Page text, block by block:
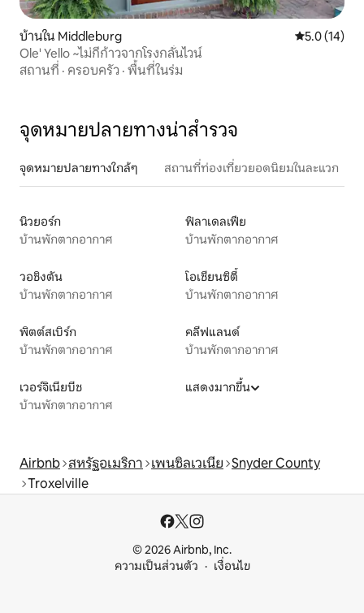
บ้านใน Middleburg คะแนนเฉลี่ย
5.0 (14)
Ole' Yello ~ไม่กี่ก้าวจากโรงกลั่นไวน์
สถานที่ · ครอบครัว · พื้นที่ในร่ม
จุดหมายปลายทางน่าสำรวจ
จุดหมายปลายทางใกล้ๆ สถานที่ท่องเที่ยวยอดนิยมในละแวก
นิวยอร์ก
บ้านพักตากอากาศ
ฟิลาเดลเฟีย
บ้านพักตากอากาศ
วอชิงตัน
บ้านพักตากอากาศ
โอเชียนซิตี้
บ้านพักตากอากาศ
พิตต์สเบิร์ก
บ้านพักตากอากาศ
คลีฟแลนด์
บ้านพักตากอากาศ
เวอร์จิเนียบีช
บ้านพักตากอากาศ
แสดงมากขึ้น
Airbnb สหรัฐอเมริกา เพนซิลเวเนีย Snyder County
Troxelville
© 2026 Airbnb, Inc.
ความเป็นส่วนตัว
เงื่อนไข